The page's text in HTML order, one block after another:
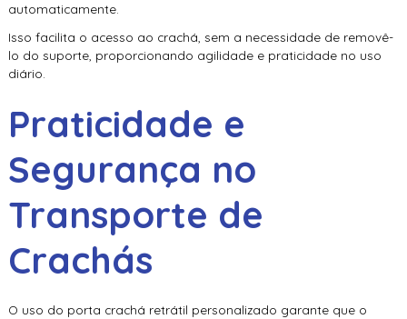
automaticamente.
Isso facilita o acesso ao crachá, sem a necessidade de removê-
lo do suporte, proporcionando agilidade e praticidade no uso
diário.
Praticidade e
Segurança no
Transporte de
Crachás
O uso do porta crachá retrátil personalizado garante que o